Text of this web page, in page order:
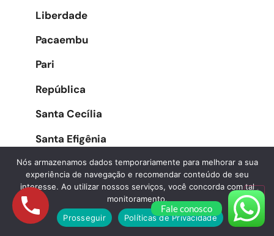
Liberdade
Pacaembu
Pari
República
Santa Cecília
Santa Efigênia
Sé
Vila Buarque
Fale conosco
Nós armazenamos dados temporariamente para melhorar a sua
experiência de navegação e recomendar conteúdo de seu
interesse. Ao utilizar nossos serviços, você concorda com tal
monitoramento.
Prosseguir
Políticas de Privacidade